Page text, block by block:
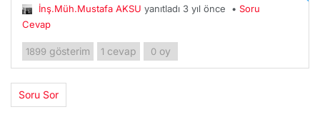
İnş.Müh.Mustafa AKSU yanıtladı 3 yıl önce • Soru
Cevap
1899 gösterim 1 cevap 0 oy
Soru Sor